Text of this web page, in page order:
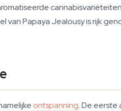
Papaya Jealousy is rijk
ontspanning. De eerste